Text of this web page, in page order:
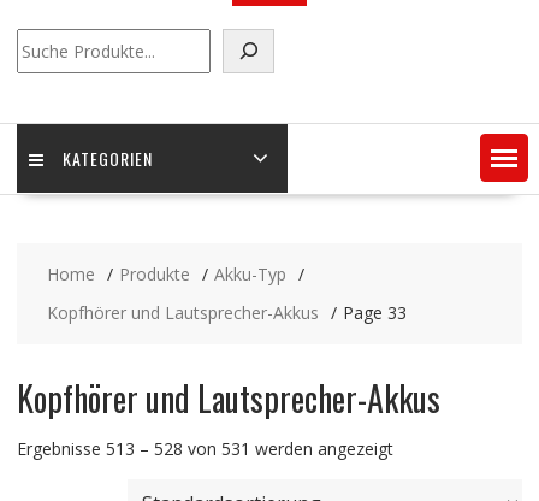
KATEGORIEN
Home Produkte
Akku-Typ
Kopfhörer und Lautsprecher-Akkus
Page 33
Kopfhörer und Lautsprecher-Akkus
Ergebnisse 513 – 528 von 531 werden angezeigt